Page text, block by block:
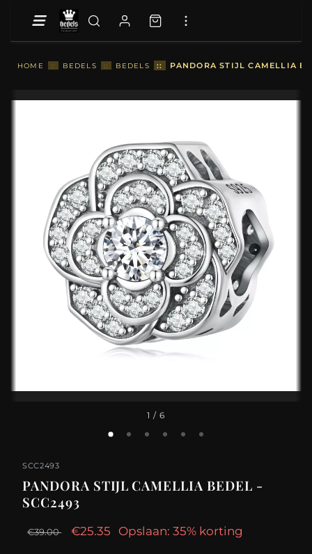
HOME :: BEDELS :: BEDELS :: PANDORA STIJL CAMELLIA
1 / 6
SCC2493
PANDORA STIJL CAMELLIA BEDEL -
SCC2493
€39.00 €25.35 Opslaan: 35% korting